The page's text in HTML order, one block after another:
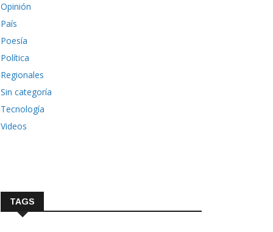
Opinión
País
Poesía
Política
Regionales
Sin categoría
Tecnología
Videos
TAGS